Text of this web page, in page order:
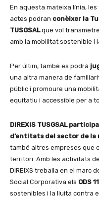
En aquesta mateixa línia,
actes podran conèixer la
TUSGSALque vol
amb la mobilitat sostenible i
Per últim, també es podrà
una altra manera de
públic i promoure una
equitatiu i accessible per a
DIREXIS TUSGSAL
d’entitats del sector de
també altres empreses que
territori. Amb les activitats
DIREIXS treballa en el marc
Social Corporativa els ODS
sostenibles i la lluita contra